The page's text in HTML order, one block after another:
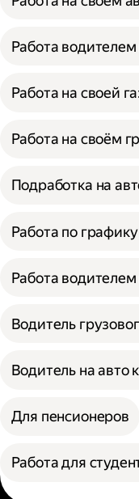
Работа
Работа на своей
Работа на своём
Подработка на
Работа по
Работа водителем
Водитель
Водитель на авто
Для пенсионеров
Работа для